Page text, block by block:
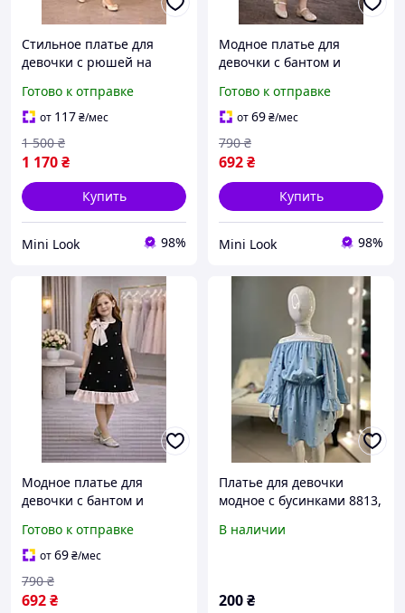
Стильное платье для
девочки с рюшей на
тренд 2026, модное
детское платье 120 150
см, бежевый Tiana
Готово к отправке
от 117₴/мес
1 170₴
1 500 ₴
Купить
Mini Look 98%
Модное платье для
девочки с бантом и
лет, стильное детское
платье, красивое платье
для девочки
Готово к отправке
от69₴/мес
692₴
790 ₴
Купить
Mini Look 98%
Модное платье для
девочки с бантом и
стильное детское платье,
красивое платье для
девочки Violetta
Готово к отправке
от69₴/мес
692₴
790 ₴
Платье для девочки
модное с бусинками 8813,
Девочка, Весна Осень, 98
В наличии
200₴